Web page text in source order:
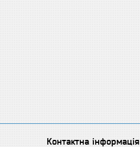
Контактна інформація